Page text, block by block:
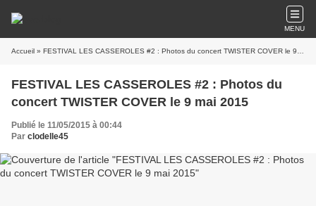
MENU
Accueil » FESTIVAL LES CASSEROLES #2 : Photos du concert TWISTER COVER le 9 mai 2015
FESTIVAL LES CASSEROLES #2 : Photos du
concert TWISTER COVER le 9 mai 2015
Publié le 11/05/2015 à 00:44
Par clodelle45